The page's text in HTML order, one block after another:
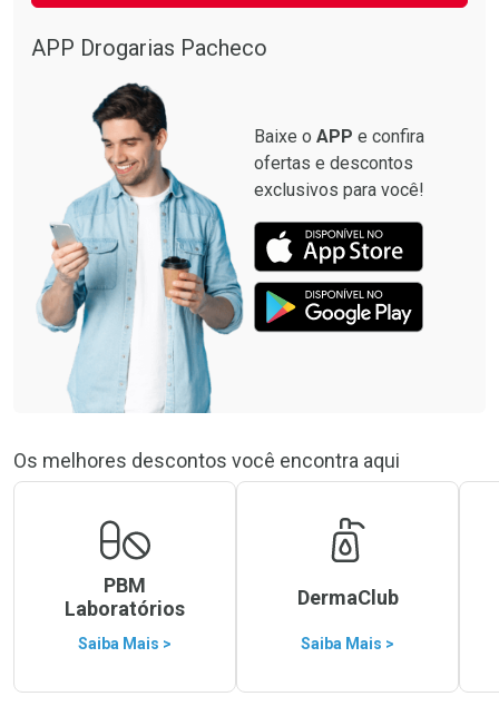
APP Drogarias Pacheco
Baixe o APP e confira
ofertas e descontos
exclusivos para você!
Os melhores descontos você encontra aqui
PBM
Laboratórios
Saiba Mais >
DermaClub
Saiba Mais >